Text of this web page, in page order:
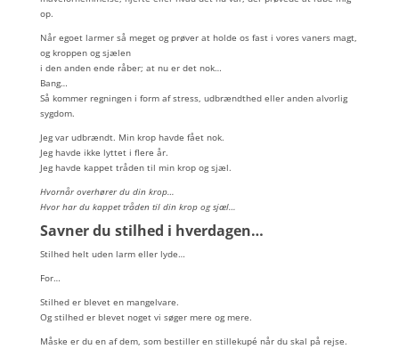
op.
Når egoet larmer så meget og prøver at holde os fast i vores vaners magt,
og kroppen og sjælen
i den anden ende råber; at nu er det nok…
Bang…
Så kommer regningen i form af stress, udbrændthed eller anden alvorlig
sygdom.
Jeg var udbrændt. Min krop havde fået nok.
Jeg havde ikke lyttet i flere år.
Jeg havde kappet tråden til min krop og sjæl.
Hvornår overhører du din krop…
Hvor har du kappet tråden til din krop og sjæl…
Savner du stilhed i hverdagen…
Stilhed helt uden larm eller lyde…
For…
Stilhed er blevet en mangelvare.
Og stilhed er blevet noget vi søger mere og mere.
Måske er du en af dem, som bestiller en stillekupé når du skal på rejse.